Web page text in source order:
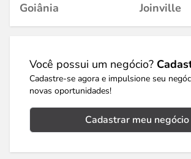
Goiânia
Joinville
Você possui um negócio?
Cadastre-se agora e impulsione seu
novas oportunidades!
Cadastrar meu negócio